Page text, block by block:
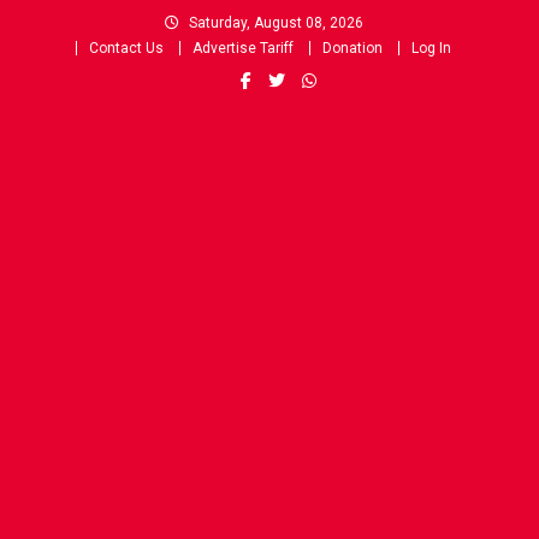
Saturday, August 08, 2026
Contact Us
Advertise Tariff Donation Log In